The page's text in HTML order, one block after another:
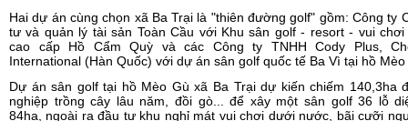
Hai dự án cùng chọn xã Ba Trại là "thiên đường golf" gồm: Công ty
tư và quản lý tài sản Toàn Cầu với Khu sân golf - resort - vui
cao cấp Hồ Cẩm Quỳ và các Công ty TNHH Cody Plus,
International (Hàn Quốc) với dự án sân golf quốc tế Ba Vì tại hồ Mèo
Dự án sân golf tại hồ Mèo Gù xã Ba Trại dự kiến chiếm 140,3ha
nghiệp trồng cây lâu năm, đồi gò... để xây một sân golf 36 lỗ
84ha, ngoài ra đầu tư khu nghỉ mát vui chơi dưới nước, bãi cưỡi